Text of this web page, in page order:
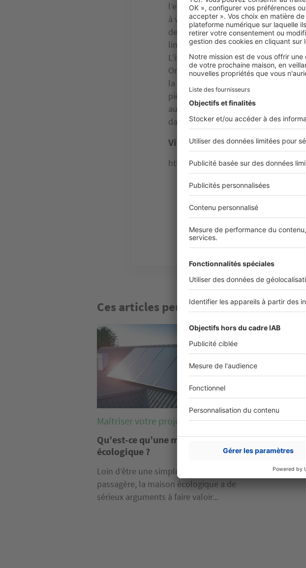
l’ensoleillement. Il s’agit de tirer
à vivre comme le salon, de protéger
des doubles voire des triples
limiter l’entrée du soleil dans
L’isolation thermique et la
On utilise des matériaux isolants
la fibre de bois ou l’ouate de
pièces et du niveau
aussi bien le maintien d’une
dans toutes les pièces de la maison.
Vidéo : Les points clés d'une
https://youtu.be/vrh2VD4tB00
Plus de conseils
Ces articles peuvent vous intéresser
Image
Maîtriser votre projet
Qu’est-ce qu’une maison
écologique ?
Loin d’être une simple mode
passagère, la maison écologique a de
sérieux arguments à faire valoir...